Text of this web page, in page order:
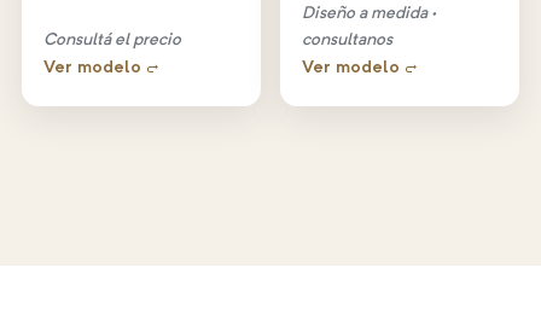
Consultá el precio
Ver modelo →
Diseño a medida ·
consultanos
Ver modelo →